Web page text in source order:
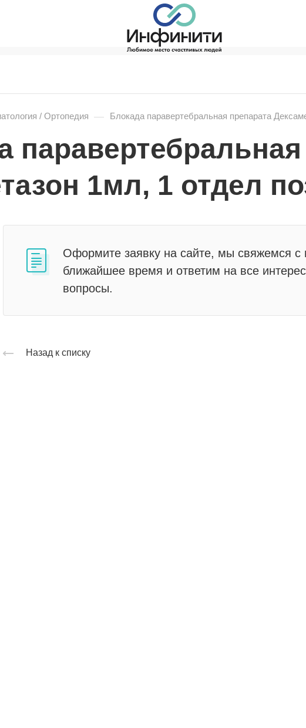
/ Ортопедия — Блокада паравертебральная препарата
1мл, 1 отдел
Оформите заявку на сайте, мы свяжемся с
ближайшее время и ответим на все
вопросы.
Назад к списку